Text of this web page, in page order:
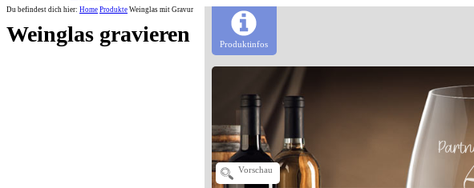
Du befindest dich hier: Home Produkte Weinglas mit Gravur
Weinglas gravieren Produktinfos
Vorschau